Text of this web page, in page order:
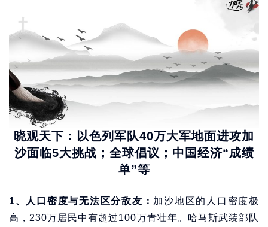
晓观天下：以色列军队40万大军地面进攻加
沙面临5大挑战；全球倡议；中国经济“成绩
单”等
1、人口密度与无法区分敌友： 加沙地区的人口密度极
高，230万居民中有超过100万青壮年。哈马斯武装部队